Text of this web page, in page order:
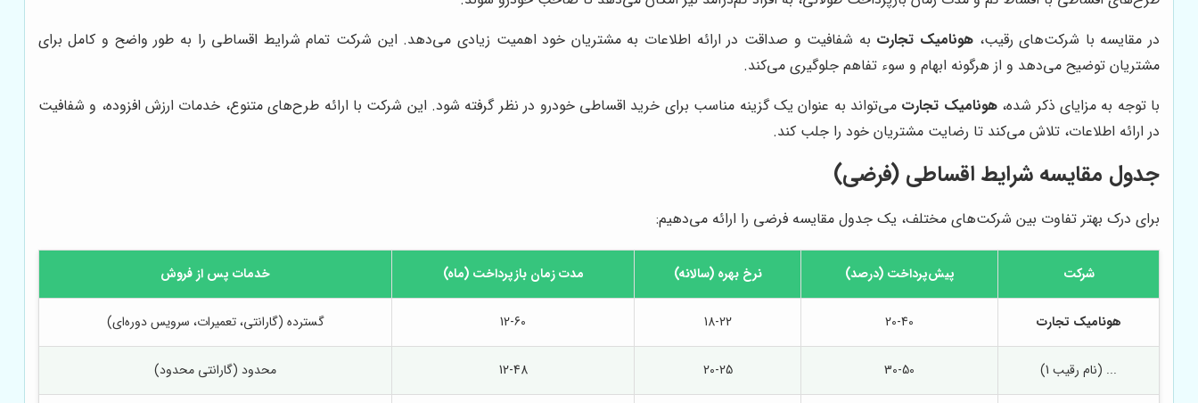
در مقایسه با شرکت‌های رقیب، هونامیک تجارت به شفافیت و صداقت در ارائه اطلاعات به مشتریان خود اهمیت زیادی می‌دهد. این شرکت تمام شرایط اقساطی را به طور واضح و کامل برای
مشتریان توضیح می‌دهد و از هرگونه ابهام و سوء تفاهم جلوگیری می‌کند.
با توجه به مزایای ذکر شده،هونامیک تجارت می‌تواند به عنوان یک گزینه مناسب برای خرید اقساطی خودرو در نظر گرفته شود. این شرکت با ارائه طرح‌های متنوع، خدمات ارزش افزوده، و شفافیت
در ارائه اطلاعات، تلاش می‌کند تا رضایت مشتریان خود را جلب کند.
جدول مقایسه شرایط اقساطی (فرضی)
برای درک بهتر تفاوت بین شرکت‌های مختلف، یک جدول مقایسه فرضی را ارائه می‌دهیم:
شرکت پیش‌پرداخت (درصد) نرخ بهره (سالانه) مدت زمان بازپرداخت (ماه) خدمات پس از فروش
هونامیک تجارت 20-40
18-22
12-60 گسترده (گارانتی، تعمیرات، سرویس دوره‌ای)
... (نام رقیب 1) 30-50
20-25
12-48 محدود (گارانتی محدود)